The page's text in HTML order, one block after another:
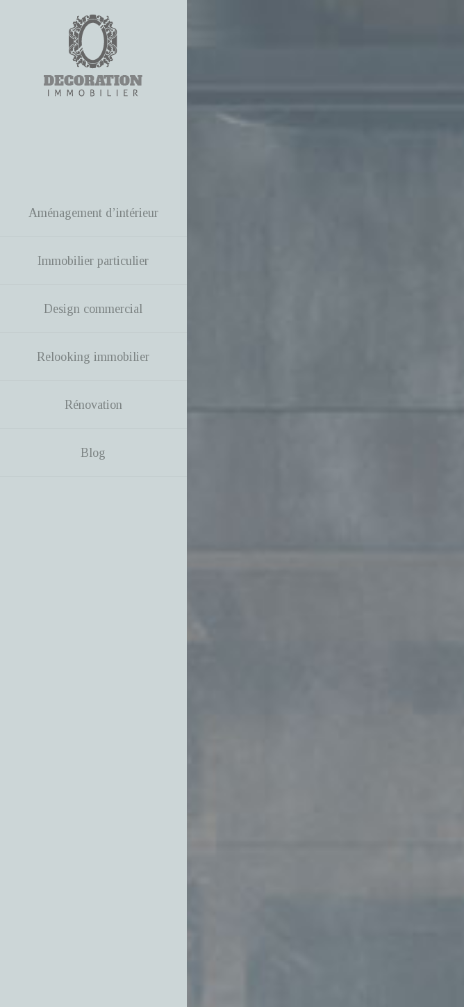
Aménagement d’intérieur
Immobilier particulier
Design commercial
Relooking immobilier
Rénovation
Blog